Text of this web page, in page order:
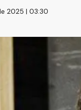
2025 | 03:30